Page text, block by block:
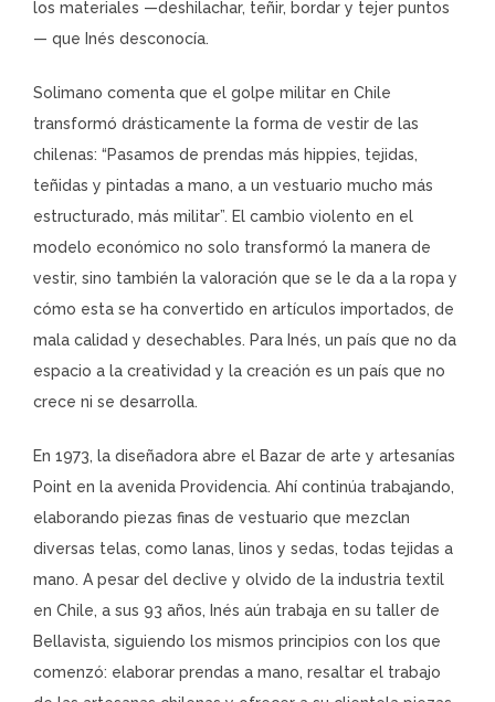
los materiales —deshilachar, teñir, bordar y tejer puntos
— que Inés desconocía.
Solimano comenta que el golpe militar en Chile
transformó drásticamente la forma de vestir de las
chilenas: “Pasamos de prendas más hippies, tejidas,
teñidas y pintadas a mano, a un vestuario mucho más
estructurado, más militar”. El cambio violento en el
modelo económico no solo transformó la manera de
vestir, sino también la valoración que se le da a la ropa y
cómo esta se ha convertido en artículos importados, de
mala calidad y desechables. Para Inés, un país que no da
espacio a la creatividad y la creación es un país que no
crece ni se desarrolla.
En 1973, la diseñadora abre el Bazar de arte y artesanías
Point en la avenida Providencia. Ahí continúa trabajando,
elaborando piezas finas de vestuario que mezclan
diversas telas, como lanas, linos y sedas, todas tejidas a
mano. A pesar del declive y olvido de la industria textil
en Chile, a sus 93 años, Inés aún trabaja en su taller de
Bellavista, siguiendo los mismos principios con los que
comenzó: elaborar prendas a mano, resaltar el trabajo